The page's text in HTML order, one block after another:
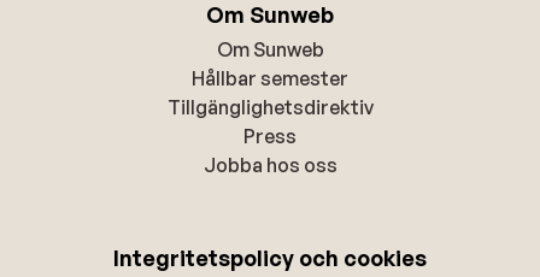
Om Sunweb
Om Sunweb
Hållbar semester
Tillgänglighetsdirektiv
Press
Jobba hos oss
Integritetspolicy och cookies